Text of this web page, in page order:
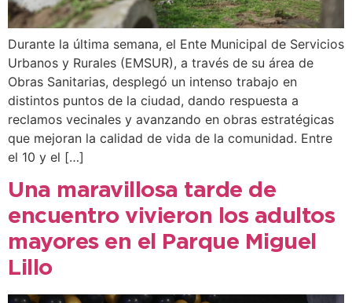
Durante la última semana, el Ente Municipal de Servicios
Urbanos y Rurales (EMSUR), a través de su área de
Obras Sanitarias, desplegó un intenso trabajo en
distintos puntos de la ciudad, dando respuesta a
reclamos vecinales y avanzando en obras estratégicas
que mejoran la calidad de vida de la comunidad. Entre
el 10 y el […]
Una maravillosa tarde de
encuentro vivieron los adultos
mayores en el Parque Miguel
Lillo